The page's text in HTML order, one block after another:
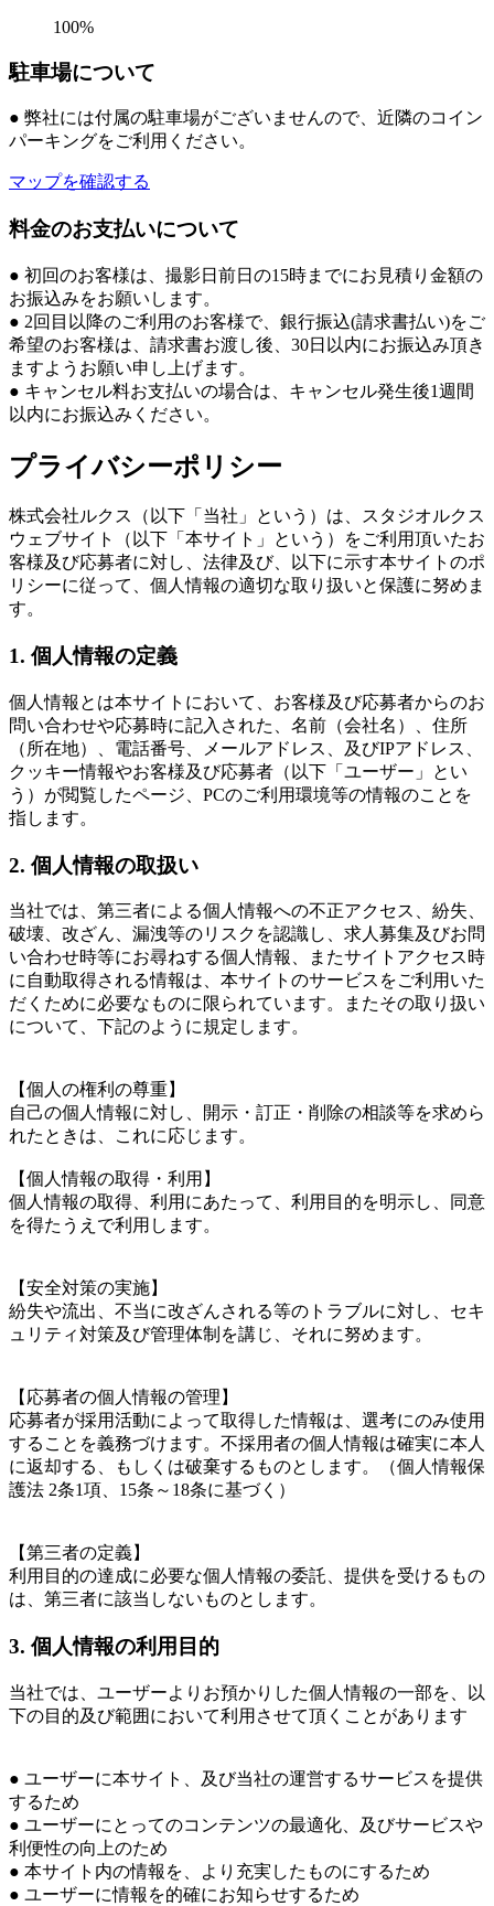
100%
駐車場について
● 弊社には付属の駐車場がございませんので、近隣のコイン
パーキングをご利用ください。
マップを確認する
料金のお支払いについて
● 初回のお客様は、撮影日前日の15時までにお見積り金額の
お振込みをお願いします。
● 2回目以降のご利用のお客様で、銀行振込(請求書払い)をご
希望のお客様は、請求書お渡し後、30日以内にお振込み頂き
ますようお願い申し上げます。
● キャンセル料お支払いの場合は、キャンセル発生後1週間
以内にお振込みください。
プライバシーポリシー
株式会社ルクス（以下「当社」という）は、スタジオルクス
ウェブサイト（以下「本サイト」という）をご利用頂いたお
客様及び応募者に対し、法律及び、以下に示す本サイトのポ
リシーに従って、個人情報の適切な取り扱いと保護に努めま
す。
1. 個人情報の定義
個人情報とは本サイトにおいて、お客様及び応募者からのお
問い合わせや応募時に記入された、名前（会社名）、住所
（所在地）、電話番号、メールアドレス、及びIPアドレス、
クッキー情報やお客様及び応募者（以下「ユーザー」とい
う）が閲覧したページ、PCのご利用環境等の情報のことを
指します。
2. 個人情報の取扱い
当社では、第三者による個人情報への不正アクセス、紛失、
破壊、改ざん、漏洩等のリスクを認識し、求人募集及びお問
い合わせ時等にお尋ねする個人情報、またサイトアクセス時
に自動取得される情報は、本サイトのサービスをご利用いた
だくために必要なものに限られています。またその取り扱い
について、下記のように規定します。
【個人の権利の尊重】
自己の個人情報に対し、開示・訂正・削除の相談等を求めら
れたときは、これに応じます。
【個人情報の取得・利用】
個人情報の取得、利用にあたって、利用目的を明示し、同意
を得たうえで利用します。
【安全対策の実施】
紛失や流出、不当に改ざんされる等のトラブルに対し、セキ
ュリティ対策及び管理体制を講じ、それに努めます。
【応募者の個人情報の管理】
応募者が採用活動によって取得した情報は、選考にのみ使用
することを義務づけます。不採用者の個人情報は確実に本人
に返却する、もしくは破棄するものとします。（個人情報保
護法 2条1項、15条～18条に基づく）
【第三者の定義】
利用目的の達成に必要な個人情報の委託、提供を受けるもの
は、第三者に該当しないものとします。
3. 個人情報の利用目的
当社では、ユーザーよりお預かりした個人情報の一部を、以
下の目的及び範囲において利用させて頂くことがあります
● ユーザーに本サイト、及び当社の運営するサービスを提供
するため
● ユーザーにとってのコンテンツの最適化、及びサービスや
利便性の向上のため
● 本サイト内の情報を、より充実したものにするため
● ユーザーに情報を的確にお知らせするため